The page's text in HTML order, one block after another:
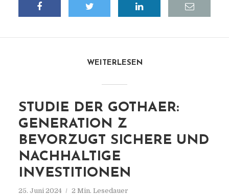
WEITERLESEN
STUDIE DER GOTHAER:
GENERATION Z
BEVORZUGT SICHERE UND
NACHHALTIGE
INVESTITIONEN
25. Juni 2024 2 Min. Lesedauer